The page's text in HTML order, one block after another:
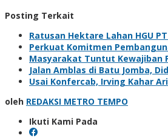
Posting Terkait
Ratusan Hektare Lahan HGU
Perkuat Komitmen
Masyarakat Tuntut Kewajiban
Jalan Amblas di Batu Jomba,
Usai Konfercab, Irving Kahar
oleh REDAKSI METRO TEMPO
Ikuti Kami Pada